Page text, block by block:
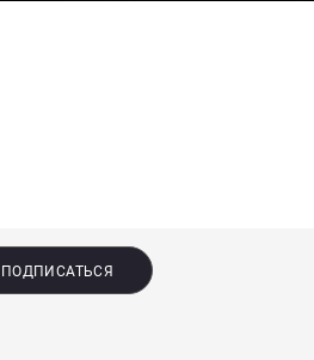
ПОДПИСАТЬСЯ